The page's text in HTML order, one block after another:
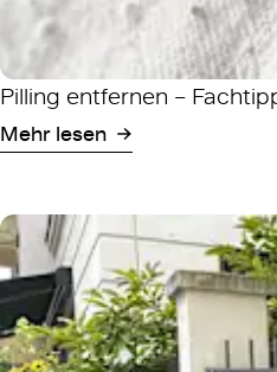
Pilling entfernen –
Mehr lesen